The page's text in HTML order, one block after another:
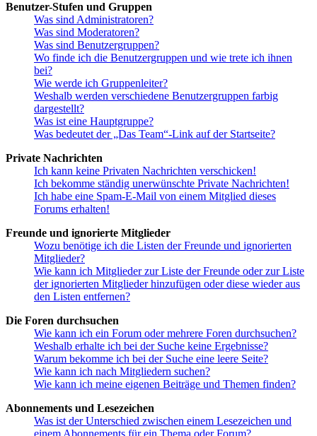
Benutzer-Stufen und Gruppen
Was sind Administratoren?
Was sind Moderatoren?
Was sind Benutzergruppen?
Wo finde ich die Benutzergruppen und wie trete ich ihnen
bei?
Wie werde ich Gruppenleiter?
Weshalb werden verschiedene Benutzergruppen farbig
dargestellt?
Was ist eine Hauptgruppe?
Was bedeutet der „Das Team“-Link auf der Startseite?
Private Nachrichten
Ich kann keine Privaten Nachrichten verschicken!
Ich bekomme ständig unerwünschte Private Nachrichten!
Ich habe eine Spam-E-Mail von einem Mitglied dieses
Forums erhalten!
Freunde und ignorierte Mitglieder
Wozu benötige ich die Listen der Freunde und ignorierten
Mitglieder?
Wie kann ich Mitglieder zur Liste der Freunde oder zur Liste
der ignorierten Mitglieder hinzufügen oder diese wieder aus
den Listen entfernen?
Die Foren durchsuchen
Wie kann ich ein Forum oder mehrere Foren durchsuchen?
Weshalb erhalte ich bei der Suche keine Ergebnisse?
Warum bekomme ich bei der Suche eine leere Seite?
Wie kann ich nach Mitgliedern suchen?
Wie kann ich meine eigenen Beiträge und Themen finden?
Abonnements und Lesezeichen
Was ist der Unterschied zwischen einem Lesezeichen und